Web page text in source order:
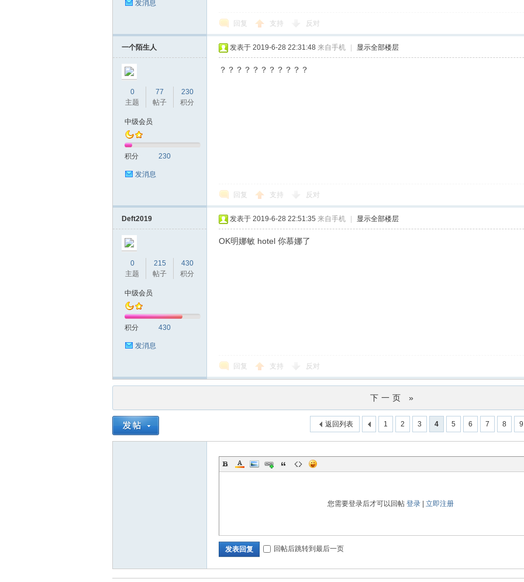
圳
品
发消息
回复 支持 反对
一个陌生人
0
主题
77
帖子
230
积分
中级会员
积分 230
发消息
发表于 2019-6-28 22:31:48 来自手机 显示全部楼层
？？？？？？？？？？？
回复 支持 反对
Deft2019
0
主题
215
帖子
430
积分
中级会员
积分 430
发消息
发表于 2019-6-28 22:51:35 来自手机 显示全部楼层
OK明娜敏 hotel 你慕娜了
回复 支持 反对
下一页 »
1 2 3 4 5 6 7 8 9
返回列表
您需要登录后才可以回帖 登录| 立即注册
发表回复 回帖后跳转到最后一页